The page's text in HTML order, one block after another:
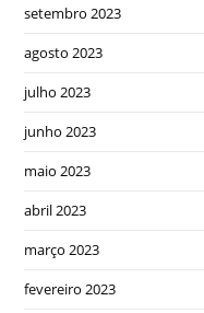
setembro 2023
agosto 2023
julho 2023
junho 2023
maio 2023
abril 2023
março 2023
fevereiro 2023